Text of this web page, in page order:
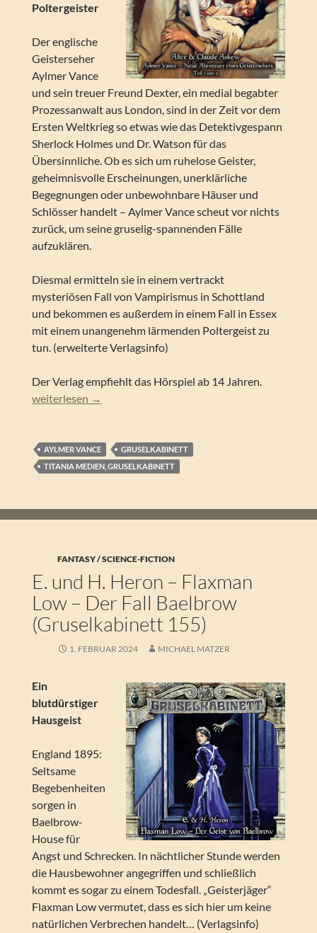
Poltergeister
Der englische
Geisterseher
Aylmer Vance
und sein treuer Freund Dexter, ein medial begabter
Prozessanwalt aus London, sind in der Zeit vor dem
Ersten Weltkrieg so etwas wie das Detektivgespann
Sherlock Holmes und Dr. Watson für das
Übersinnliche. Ob es sich um ruhelose Geister,
geheimnisvolle Erscheinungen, unerklärliche
Begegnungen oder unbewohnbare Häuser und
Schlösser handelt – Aylmer Vance scheut vor nichts
zurück, um seine gruselig-spannenden Fälle
aufzuklären.
Diesmal ermitteln sie in einem vertrackt
mysteriösen Fall von Vampirismus in Schottland
und bekommen es außerdem in einem Fall in Essex
mit einem unangenehm lärmenden Poltergeist zu
tun. (erweiterte Verlagsinfo)
Der Verlag empfiehlt das Hörspiel ab 14 Jahren.
Askew, Alice & Claude – Aylmer Vance – Neue
weiterlesen →
AYLMER VANCE
GRUSELKABINETT
TITANIA MEDIEN, GRUSELKABINETT
FANTASY / SCIENCE-FICTION
E. und H. Heron – Flaxman
Low – Der Fall Baelbrow
(Gruselkabinett 155)
1. FEBRUAR 2024 MICHAEL MATZER
Ein
blutdürstiger
Hausgeist
England 1895:
Seltsame
Begebenheiten
sorgen in
Baelbrow-
House für
Angst und Schrecken. In nächtlicher Stunde werden
die Hausbewohner angegriffen und schließlich
kommt es sogar zu einem Todesfall. „Geisterjäger“
Flaxman Low vermutet, dass es sich hier um keine
natürlichen Verbrechen handelt… (Verlagsinfo)